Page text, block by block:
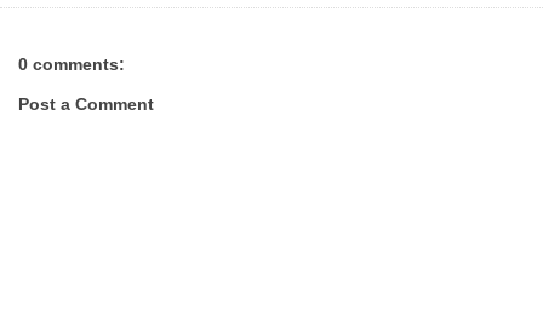
0 comments:
Post a Comment